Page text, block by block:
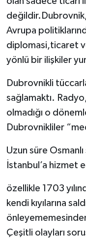
Avrupa
diplomasi,ticaret
yönlü bir ilişkiler
Dubrovnikli
sağlamaktı.
olmadığı o
Dubrovnikliler
Uzun süre
İstanbul’a hizmet
özellikle 1703
kendi kıyılarına
Çeşitli olayları